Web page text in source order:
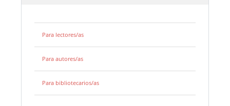
Para lectores/as
Para autores/as
Para bibliotecarios/as